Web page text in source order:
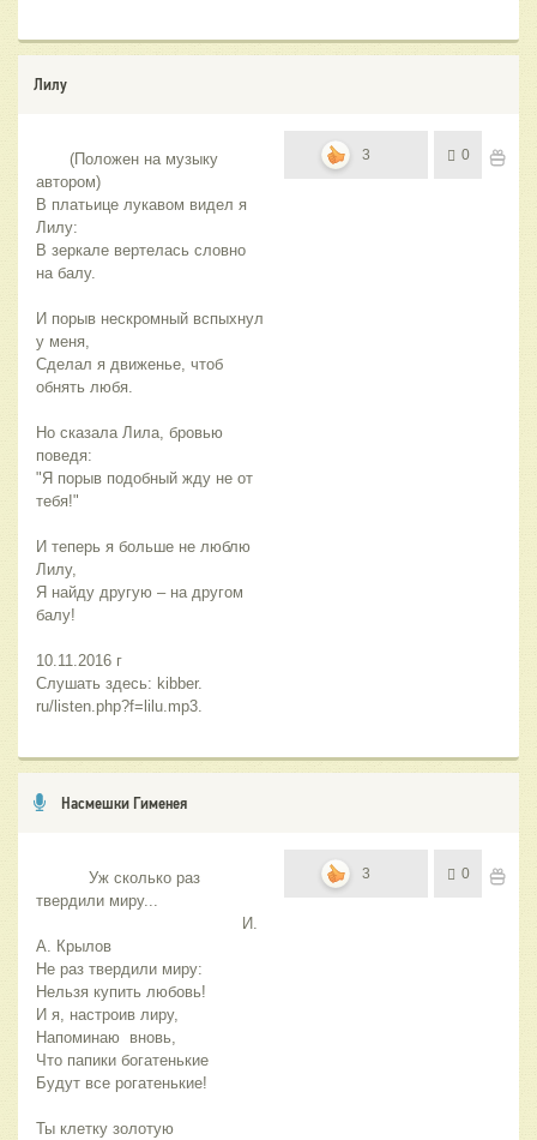
Лилу
автором)
В платьице лукавом видел я
Лилу:
В зеркале вертелась словно
на балу.
И порыв нескромный вспыхнул
у меня,
Сделал я движенье, чтоб
обнять любя.
Но сказала Лила, бровью
поведя:
"Я порыв подобный жду не от
тебя!"
И теперь я больше не люблю
Лилу,
Я найду другую – на другом
балу!
10.11.2016 г
Слушать здесь: kibber.
ru/listen.php?f=lilu.mp3.
3 0
Насмешки Гименея
твердили миру...
А. Крылов
Не раз твердили миру:
Нельзя купить любовь!
И я, настроив лиру,
Напоминаю  вновь,
Что папики богатенькие
Будут все рогатенькие!
Ты клетку золотую
3 0